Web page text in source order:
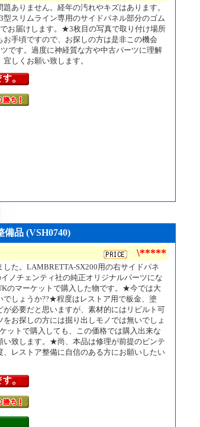
ありません。経年の汚れやキズはあります。
スリムライン専用のサイドパネル部分のゴム
お届けします。★3枚目の写真で取り付け場所
手頃ですので、お探しの方は是非この機会
です。過度に神経質な方や中古パーツに理解
しくお願い致します。
品 (VSH0740)
\*****
た。LAMBRETTA-SX200用の右サイドパネ
ノチェンティ社の純正オリジナルパーツにな
のマーケットで購入した物です。★今では大
でしょうか??★程度はレストア用で板金、塗
が必要だと思いますが、素材的にはリビルト可
お探しの方には掘り出しモノでは無いでしょ
ットで購入しても、この価格では購入出来な
い致します。★尚、本品は修理が前提のビンテ
、レストア整備に自信のある方にお願いしたい